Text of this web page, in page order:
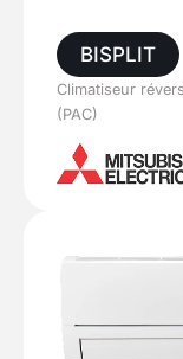
BISPLIT
Climatiseur
(PAC)